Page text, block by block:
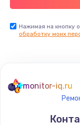
Нажимая на кнопку
обработку моих
monitor-iq.ru